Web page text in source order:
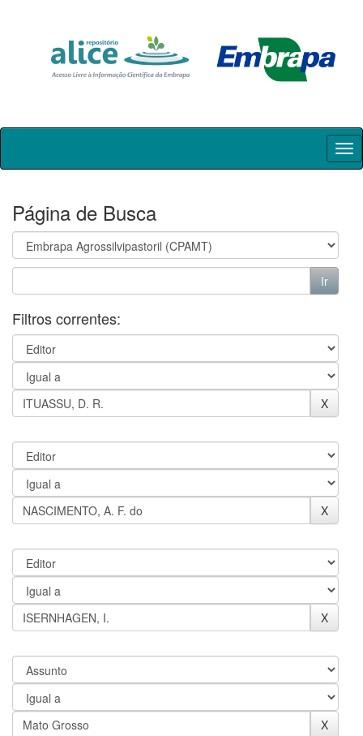
Skip
Página de Busca
Filtros correntes: